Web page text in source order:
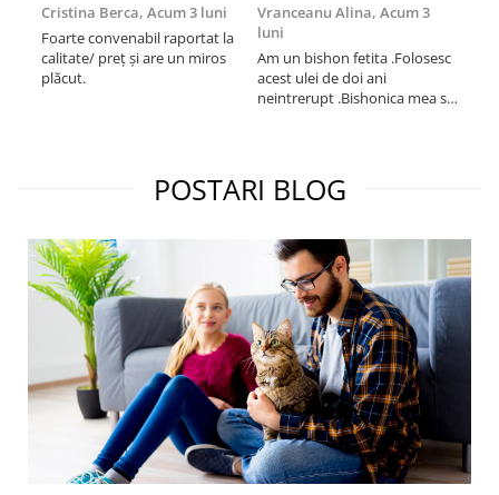
Cristina Berca, Acum 3 luni
Foarte convenabil raportat la
calitate/ preț și are un miros
plăcut.
Vranceanu Alina, Acum 3
luni
Am un bishon fetita .Folosesc
acest ulei de doi ani
neintrerupt .Bishonica mea se
treia comanda recomand cu
mult drag !
POSTARI BLOG